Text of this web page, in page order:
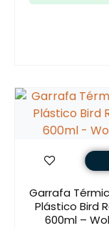
Garrafa
Plástico Bird
600ml –